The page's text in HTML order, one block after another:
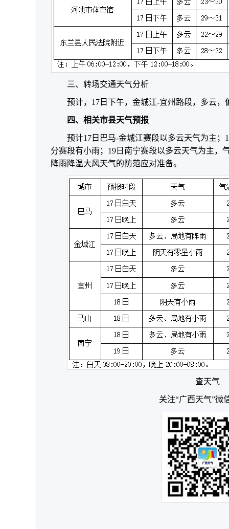
三、转场交通天气分析
预计，17日下午，金城江-宜州路段，多云，
四、相关市县天气预报
预计17日巴马-金城江赛段以多云天气为主
分赛段有小雨；19日南宁赛段以多云天气为主，
降雨降温大风天气的防范应对准备。
查天气
关注“广西天气”微